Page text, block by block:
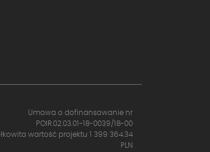
Umowa o dofinansowanie nr
POIR.02.03.01-18-0039/18-00
wartość projektu 1 399 364.34
PLN